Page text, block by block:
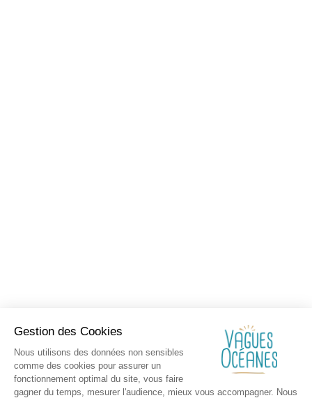
Gestion des Cookies
Nous utilisons des données non sensibles
comme des cookies pour assurer un
fonctionnement optimal du site, vous faire
gagner du temps, mesurer l'audience, mieux vous accompagner. Nous